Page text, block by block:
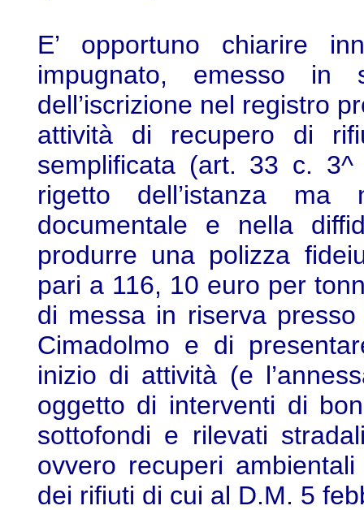
E’ opportuno chiarire
impugnato, emesso
dell’iscrizione nel registro
attività di recupero di
semplificata (art. 33 c.
rigetto dell’istanza ma
documentale e nella
produrre una polizza
pari a 116, 10 euro per
di messa in riserva
Cimadolmo e di
inizio di attività (e
oggetto di interventi di
sottofondi e rilevati
ovvero recuperi
dei rifiuti di cui al D.M. 5